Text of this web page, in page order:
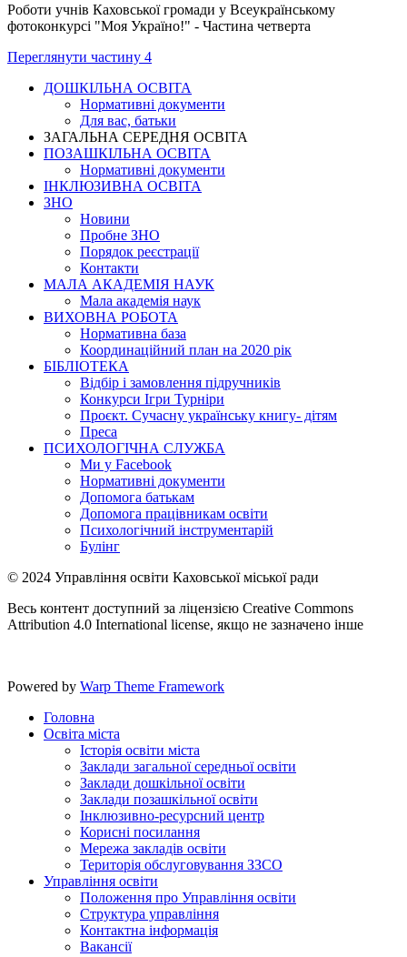
Роботи учнів Каховської громади у Всеукраїнському
фотоконкурсі "Моя Україно!" - Частина четверта
Переглянути частину 4
ДОШКІЛЬНА ОСВІТА
Нормативні документи
Для вас, батьки
ЗАГАЛЬНА СЕРЕДНЯ ОСВІТА
ПОЗАШКІЛЬНА ОСВІТА
Нормативні документи
ІНКЛЮЗИВНА ОСВІТА
ЗНО
Новини
Пробне ЗНО
Порядок реєстрації
Контакти
МАЛА АКАДЕМІЯ НАУК
Мала академія наук
ВИХОВНА РОБОТА
Нормативна база
Координаційний план на 2020 рік
БІБЛІОТЕКА
Відбір і замовлення підручників
Конкурси Ігри Турніри
Проєкт. Сучасну українську книгу- дітям
Преса
ПСИХОЛОГІЧНА СЛУЖБА
Ми у Facebook
Нормативні документи
Допомога батькам
Допомога працівникам освіти
Психологічний інструментарій
Булінг
© 2024 Управління освіти Каховської міської ради
Весь контент доступний за ліцензією Creative Commons
Attribution 4.0 International license, якщо не зазначено інше
Powered by Warp Theme Framework
Головна
Освіта міста
Історія освіти міста
Заклади загальної середньої освіти
Заклади дошкільної освіти
Заклади позашкільної освіти
Інклюзивно-ресурсний центр
Корисні посилання
Мережа закладів освіти
Територія обслуговування ЗЗСО
Управління освіти
Положення про Управління освіти
Структура управління
Контактна інформація
Вакансії